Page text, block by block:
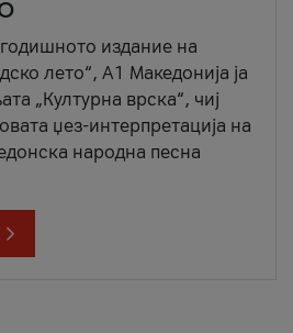
издание на
лето“, А1 Македонија ја
„Културна врска“, чиј
џез-интерпретација на
народна песна